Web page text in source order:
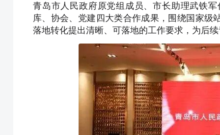
青岛市人民政府原党组成员、市长助理武铁
库、协会、党建四大类合作成果，围绕国家级
落地转化提出清晰、可落地的工作要求，为后